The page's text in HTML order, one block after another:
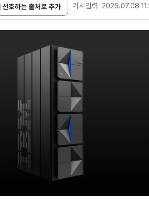
기사입력 2026.07.08